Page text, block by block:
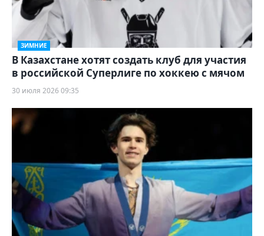
ЗИМНИЕ
В Казахстане хотят создать клуб для участия
в российской Суперлиге по хоккею с мячом
30 июля 2026 09:35